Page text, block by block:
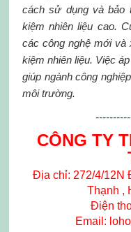
cách sử dụng và bảo
kiệm nhiên liệu cao.
các công nghệ mới và
kiệm nhiên liệu. Việc
giúp ngành công
môi trường.
CÔNG TY
Địa chỉ: 272/4/12N
Thạnh ,
Điện
Email: